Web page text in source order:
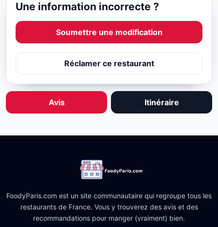
Une information incorrecte ?
Soumettre une modification
Réclamer ce restaurant
Avis Itinéraire
FoodyParis.com est un site communautaire qui regroupe tous les
restaurants de France. Vous y trouverez des avis et des
recommandations pour manger (vraiment) bien.